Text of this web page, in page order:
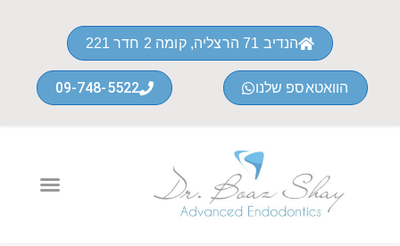
הנדיב 71 הרצליה, קומה 2 חדר 221
הוואטאספ שלנו 09-748-5522